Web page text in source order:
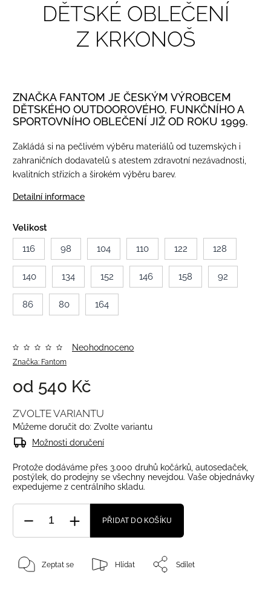
DĚTSKÉ OBLEČENÍ
Z KRKONOŠ
ZNAČKA FANTOM JE ČESKÝM VÝROBCEM
DĚTSKÉHO OUTDOOROVÉHO, FUNKČNÍHO A
SPORTOVNÍHO OBLEČENÍ JIŽ OD ROKU 1999.
Zakládá si na pečlivém výběru materiálů od tuzemských i
zahraničních dodavatelů s atestem zdravotní nezávadnosti,
kvalitních střizích a širokém výběru barev.
Detailní informace
Velikost
116
98 104 110 122 128
140 134 152 146 158 92
86 80 164
Značka: Fantom
Neohodnoceno
od 540 Kč
ZVOLTE VARIANTU
Můžeme doručit do: Zvolte variantu
Možnosti doručení
Protože dodáváme přes 3.000 druhů kočárků, autosedaček,
postýlek, do prodejny se všechny nevejdou. Vaše objednávky
expedujeme z centrálního skladu.
PŘIDAT DO KOŠÍKU
Zeptat se Hlídat Sdílet